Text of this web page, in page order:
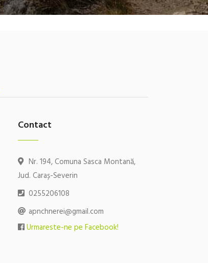
Contact
Nr. 194, Comuna Sasca Montană,
Jud. Caraș-Severin
0255206108
apnchnerei@gmail.com
Urmareste-ne pe Facebook!